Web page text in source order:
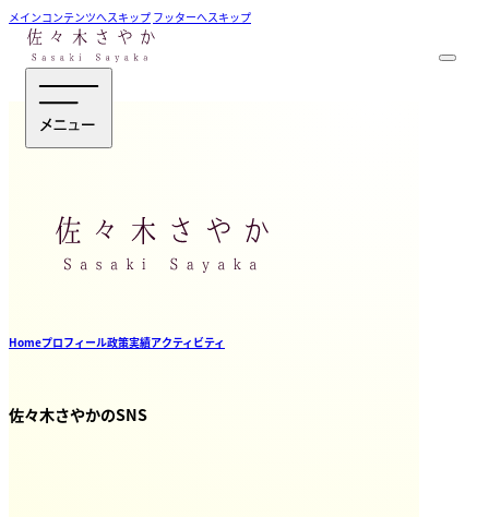
メインコンテンツへスキップ フッターへスキップ
Homeプロフィール政策実績アクティビティ
佐々木さやかのSNS